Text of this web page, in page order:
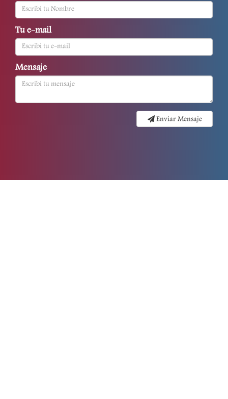
Tu e-mail
Mensaje
Enviar Mensaje